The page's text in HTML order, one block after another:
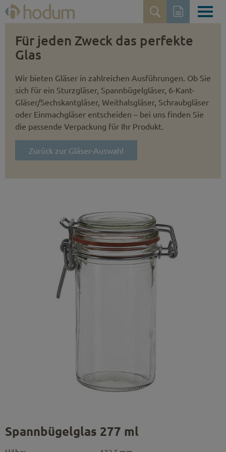
Für jeden Zweck das perfekte
Glas
Wir bieten Gläser in zahlreichen Ausführungen. Ob Sie
sich für ein Sturzgläser, Spannbügelgläser, 6-Kant-
Gläser/Sechskantgläser, Weithalsgläser, Schraubgläser
oder Einmachgläser entscheiden – bei uns finden Sie
die passende Verpackung für Ihr Produkt.
Zurück zur Gläser-Auswahl
Spannbügelglas 277 ml